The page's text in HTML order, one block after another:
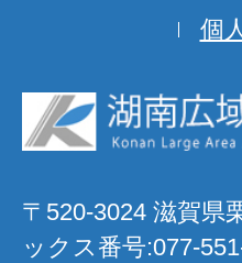
個
〒520-3024 滋賀県
ックス番号:077-